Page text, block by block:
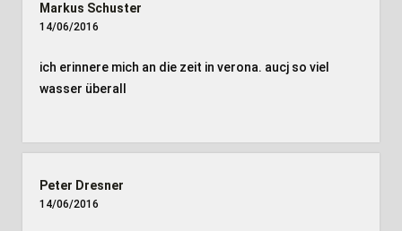
Markus Schuster
14/06/2016
ich erinnere mich an die zeit in verona. aucj so viel
wasser überall
Peter Dresner
14/06/2016